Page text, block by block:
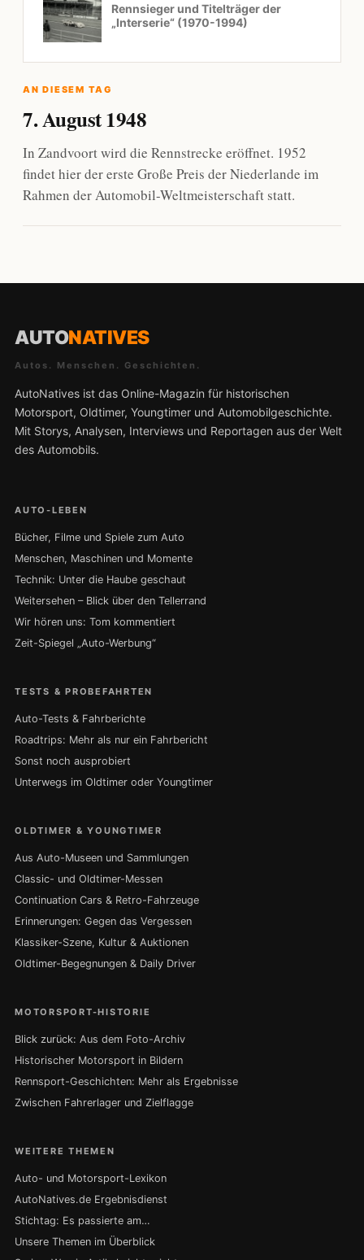
Rennsieger und Titelträger der
„Interserie“ (1970-1994)
AN DIESEM TAG
7. August 1948
In Zandvoort wird die Rennstrecke eröffnet. 1952
findet hier der erste Große Preis der Niederlande im
Rahmen der Automobil-Weltmeisterschaft statt.
AUTONATIVES
Autos. Menschen. Geschichten.
AutoNatives ist das Online-Magazin für historischen
Motorsport, Oldtimer, Youngtimer und Automobilgeschichte.
Mit Storys, Analysen, Interviews und Reportagen aus der Welt
des Automobils.
AUTO-LEBEN
Bücher, Filme und Spiele zum Auto
Menschen, Maschinen und Momente
Technik: Unter die Haube geschaut
Weitersehen – Blick über den Tellerrand
Wir hören uns: Tom kommentiert
Zeit-Spiegel „Auto-Werbung“
TESTS & PROBEFAHRTEN
Auto-Tests & Fahrberichte
Roadtrips: Mehr als nur ein Fahrbericht
Sonst noch ausprobiert
Unterwegs im Oldtimer oder Youngtimer
OLDTIMER & YOUNGTIMER
Aus Auto-Museen und Sammlungen
Classic- und Oldtimer-Messen
Continuation Cars & Retro-Fahrzeuge
Erinnerungen: Gegen das Vergessen
Klassiker-Szene, Kultur & Auktionen
Oldtimer-Begegnungen & Daily Driver
MOTORSPORT-HISTORIE
Blick zurück: Aus dem Foto-Archiv
Historischer Motorsport in Bildern
Rennsport-Geschichten: Mehr als Ergebnisse
Zwischen Fahrerlager und Zielflagge
WEITERE THEMEN
Auto- und Motorsport-Lexikon
AutoNatives.de Ergebnisdienst
Stichtag: Es passierte am…
Unsere Themen im Überblick